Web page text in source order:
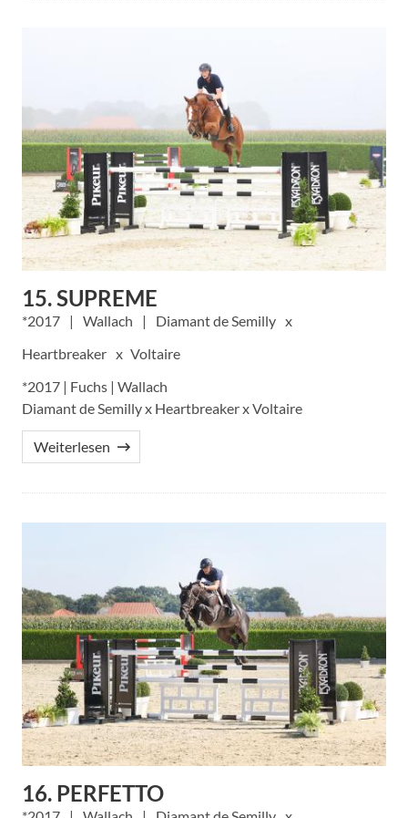
15. SUPREME
2017 Wallach
Diamant de Semilly
Heartbreaker
Voltaire
*2017 | Fuchs | Wallach
Diamant de Semilly x Heartbreaker x Voltaire
Weiterlesen
16. PERFETTO